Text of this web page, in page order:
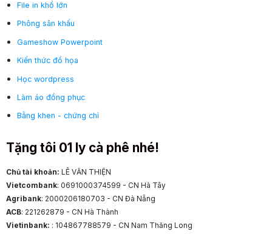
File in khổ lớn
Phông sân khấu
Gameshow Powerpoint
Kiến thức đồ họa
Học wordpress
Làm áo đồng phục
Bằng khen - chứng chỉ
Tặng tôi 01 ly cà phê nhé!
Chủ tài khoản: LÊ VĂN THIỆN
Vietcombank: 0691000374599 - CN Hà Tây
Agribank: 2000206180703 - CN Đà Nẵng
ACB: 221262879 - CN Hà Thành
Vietinbank: : 104867788579 - CN Nam Thăng Long